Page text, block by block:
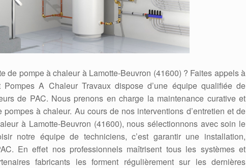
de pompe à chaleur à Lamotte-Beuvron (41600) ? Faites appels à
Pompes A Chaleur Travaux dispose d’une équipe qualifiée de
de PAC. Nous prenons en charge la maintenance curative et
à chaleur. Au cours de nos interventions d’entretien et de
à Lamotte-Beuvron (41600), nous sélectionnons avec soin le
notre équipe de techniciens, c’est garantir une installation,
En effet nos professionnels maîtrisent tous les systèmes et
fabricants les forment régulièrement sur les dernières